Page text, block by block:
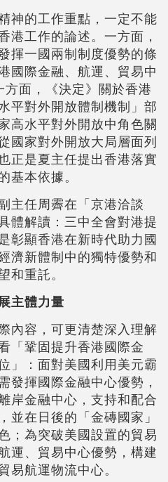
神的工作重點，一定不能
港工作的論述。一方面，
揮一國兩制制度優勢的條
國際金融、航運、貿易中
面，《決定》關於香港
平對外開放體制機制」部
高水平對外開放中角色關
國家對外開放大局層面列
正是夏主任提出香港落實
基本依據。
主任周霽在「京港洽談
體解讀：三中全會對港提
彰顯香港在新時代助力國
濟新體制中的獨特優勢和
和重託。
主體力量
內容，可更清楚深入理解
「鞏固提升香港國際金
」：面對美國利用美元霸
發揮國際金融中心優勢，
岸金融中心，支持和配合
並在日後的「金磚國家」
；為突破美國設置的貿易
運、貿易中心優勢，構建
易航運物流中心。